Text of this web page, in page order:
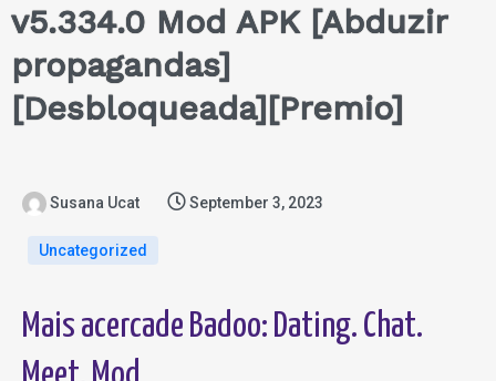
v5.334.0 Mod APK [Abduzir
propagandas]
[Desbloqueada][Premio]
Susana Ucat September 3, 2023
Uncategorized
Mais acercade Badoo: Dating. Chat.